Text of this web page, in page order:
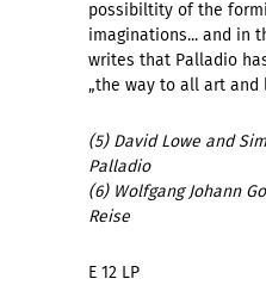
possibiltity of the
imaginations... and in
writes that Palladio
„the way to all art and
(5) David Lowe and
Palladio
(6) Wolfgang Johann
Reise
E 12 LP